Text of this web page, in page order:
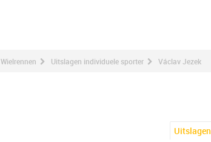
Wielrennen Uitslagen individuele sporter Václav Jezek
Uitslagen